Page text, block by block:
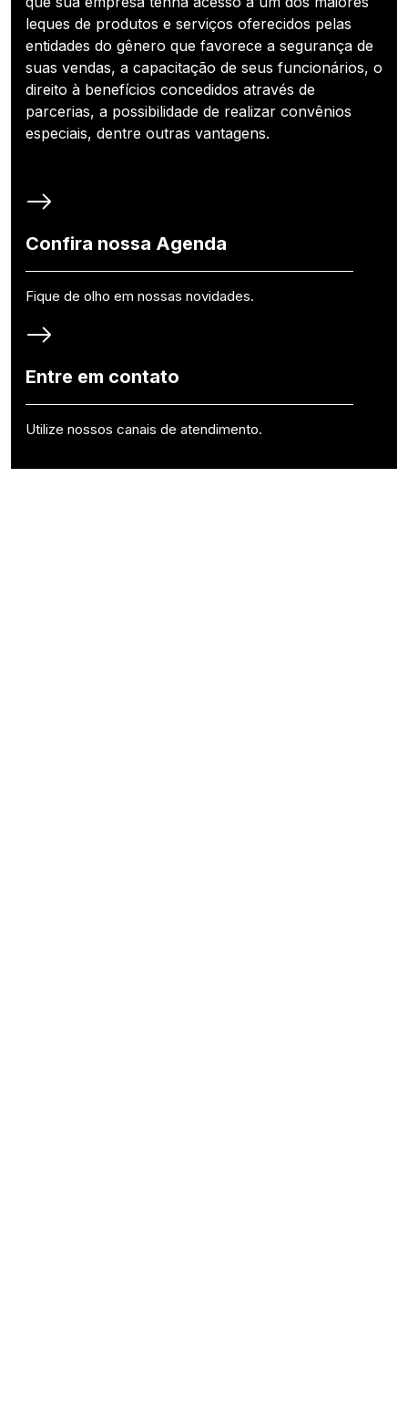
leques de produtos e serviços oferecidos pelas
entidades do gênero que favorece a segurança de
suas vendas, a capacitação de seus funcionários, o
direito à benefícios concedidos através de
parcerias, a possibilidade de realizar convênios
especiais, dentre outras vantagens.
Confira nossa Agenda
Fique de olho em nossas novidades.
Entre em contato
Utilize nossos canais de atendimento.